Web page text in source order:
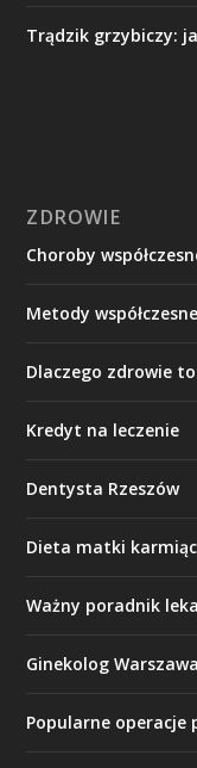
Trądzik grzybiczy:
ZDROWIE
Choroby
Metody
Dlaczego zdrowie
Kredyt na leczenie
Dentysta Rzeszów
Dieta matki
Ważny poradnik
Ginekolog Warszawa
Popularne operacje